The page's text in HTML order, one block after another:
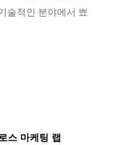
술적인 분야에서 뾰
스 마케팅 랩